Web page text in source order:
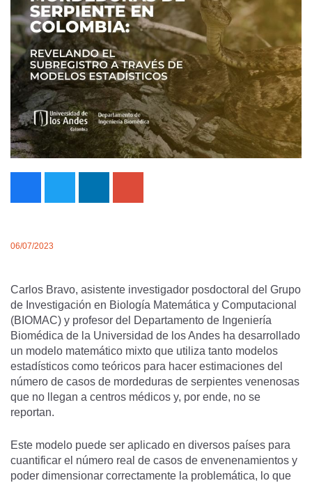
06/07/2023
Carlos Bravo, asistente investigador posdoctoral del Grupo
de Investigación en Biología Matemática y Computacional
(BIOMAC) y profesor del Departamento de Ingeniería
Biomédica de la Universidad de los Andes ha desarrollado
un modelo matemático mixto que utiliza tanto modelos
estadísticos como teóricos para hacer estimaciones del
número de casos de mordeduras de serpientes venenosas
que no llegan a centros médicos y, por ende, no se
reportan.
Este modelo puede ser aplicado en diversos países para
cuantificar el número real de casos de envenenamientos y
poder dimensionar correctamente la problemática, lo que